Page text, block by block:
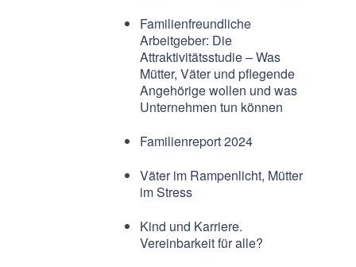
Familienfreundliche
Arbeitgeber: Die
Attraktivitätsstudie – Was
Mütter, Väter und pflegende
Angehörige wollen und was
Unternehmen tun können
Familienreport 2024
Väter im Rampenlicht, Mütter
im Stress
Kind und Karriere.
Vereinbarkeit für alle?